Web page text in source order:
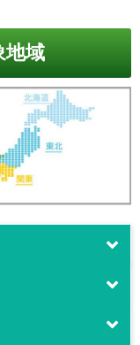
地域